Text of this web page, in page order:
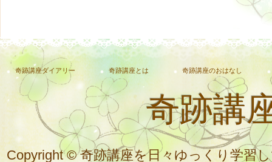
奇跡講座ダイアリー 奇跡講座とは 奇跡講座のおはなし
奇跡講
Copyright © 奇跡講座を日々ゆっくり学習